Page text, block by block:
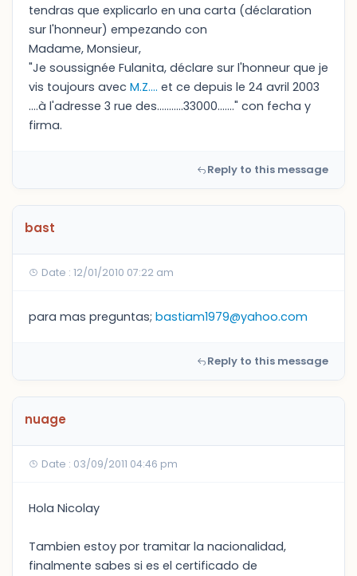
tendras que explicarlo en una carta (déclaration
sur l'honneur) empezando con
Madame, Monsieur,
"Je soussignée Fulanita, déclare sur l'honneur que je
vis toujours avec M.Z.... et ce depuis le 24 avril 2003
....à l'adresse 3 rue des...........33000......." con fecha y
firma.
Reply to this message
bast
Date : 12/01/2010 07:22 am
para mas preguntas; bastiam1979@yahoo.com
Reply to this message
nuage
Date : 03/09/2011 04:46 pm
Hola Nicolay
Tambien estoy por tramitar la nacionalidad,
finalmente sabes si es el certificado de